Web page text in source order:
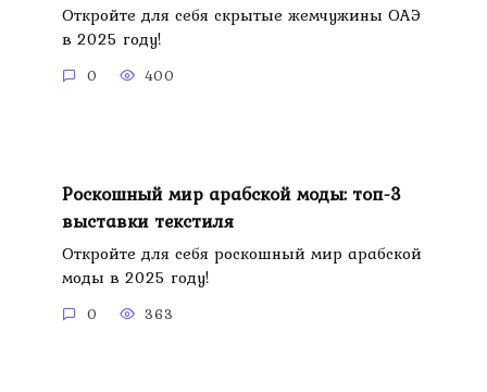
Откройте для себя скрытые жемчужины ОАЭ
в 2025 году!
0 400
Роскошный мир арабской моды: топ-3
выставки текстиля
Откройте для себя роскошный мир арабской
моды в 2025 году!
0 363